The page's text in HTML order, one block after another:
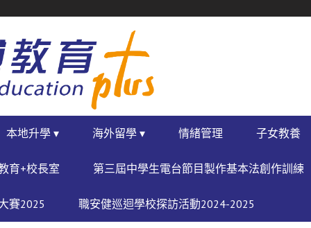
本地升學 ▾ 海外留學 ▾ 情緒管理 子女教養
育+校長室 第三屆中學生電台節目製作基本法創作訓練
賽2025 職安健巡迴學校探訪活動2024-2025